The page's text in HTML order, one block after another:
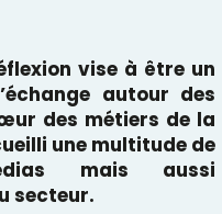
vise à être un
autour des
des métiers de la
une multitude de
mais aussi
secteur.